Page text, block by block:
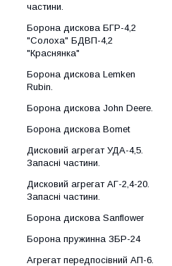
частини.
Борона дискова БГР-4,2
"Солоха" БДВП-4,2
"Краснянка"
Борона дискова Lemken
Rubin.
Борона дискова John Deere.
Борона дискова Bomet
Дисковий агрегат УДА-4,5.
Запасні частини.
Дисковий агрегат АГ-2,4-20.
Запасні частини.
Борона дискова Sanflower
Борона пружинна ЗБР-24
Агрегат передпосівний АП-6.